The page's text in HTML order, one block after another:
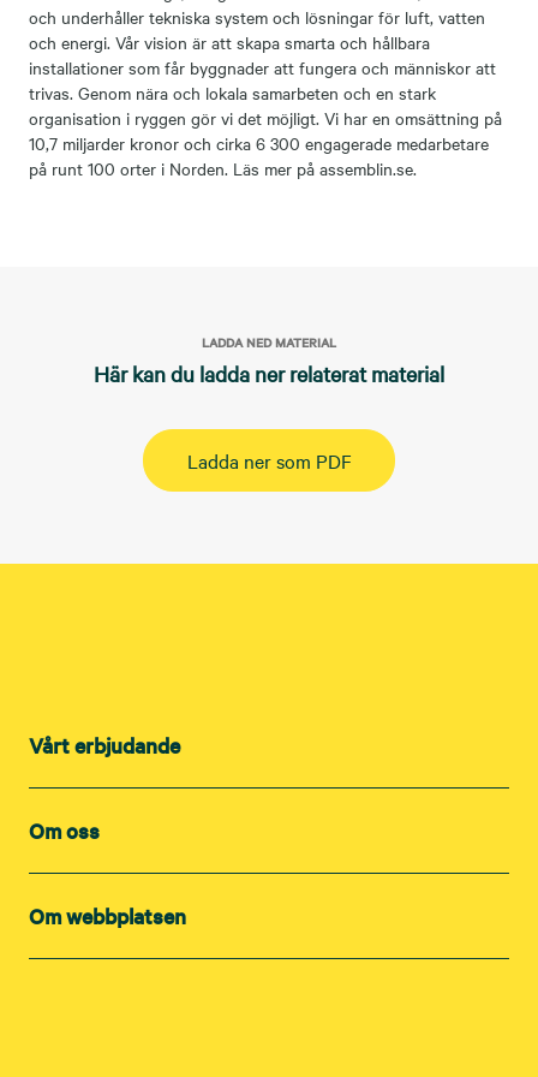
och underhåller tekniska system och lösningar för luft, vatten
och energi. Vår vision är att skapa smarta och hållbara
installationer som får byggnader att fungera och människor att
trivas. Genom nära och lokala samarbeten och en stark
organisation i ryggen gör vi det möjligt. Vi har en omsättning på
10,7 miljarder kronor och cirka 6 300 engagerade medarbetare
på runt 100 orter i Norden. Läs mer på assemblin.se.
LADDA NED MATERIAL
Här kan du ladda ner relaterat material
Ladda ner som PDF
Vårt erbjudande
Om oss
Om webbplatsen